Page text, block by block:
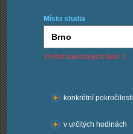
Místo studia
Počet nalezených škol: 1
konkrétní pokročilosti
v určitých hodinách